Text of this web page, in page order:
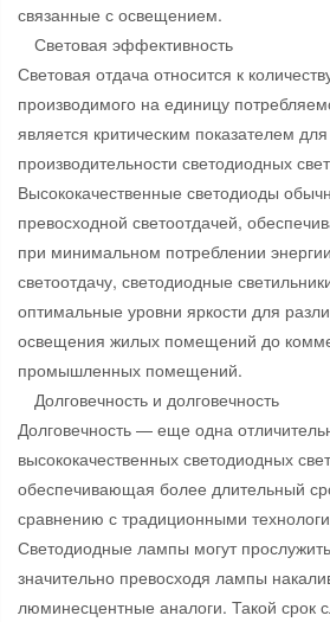
связанные с освещением.
Световая эффективность
Световая отдача относится к
производимого на единицу
является критическим показателем
производительности светодиодных
Высококачественные светодиоды
превосходной светоотдачей,
при минимальном потреблении
светоотдачу, светодиодные
оптимальные уровни яркости для
освещения жилых помещений до
промышленных помещений.
Долговечность и долговечность
Долговечность — еще одна
высококачественных светодиодных
обеспечивающая более длительный
сравнению с традиционными
Светодиодные лампы могут
значительно превосходя лампы
люминесцентные аналоги. Такой срок